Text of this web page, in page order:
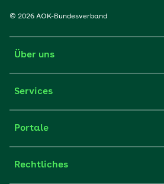
© 2026 AOK-Bundesverband
Über uns
Services
Portale
Rechtliches